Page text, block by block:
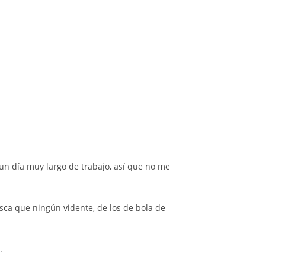
día muy largo de trabajo, así que no me
que ningún vidente, de los de bola de